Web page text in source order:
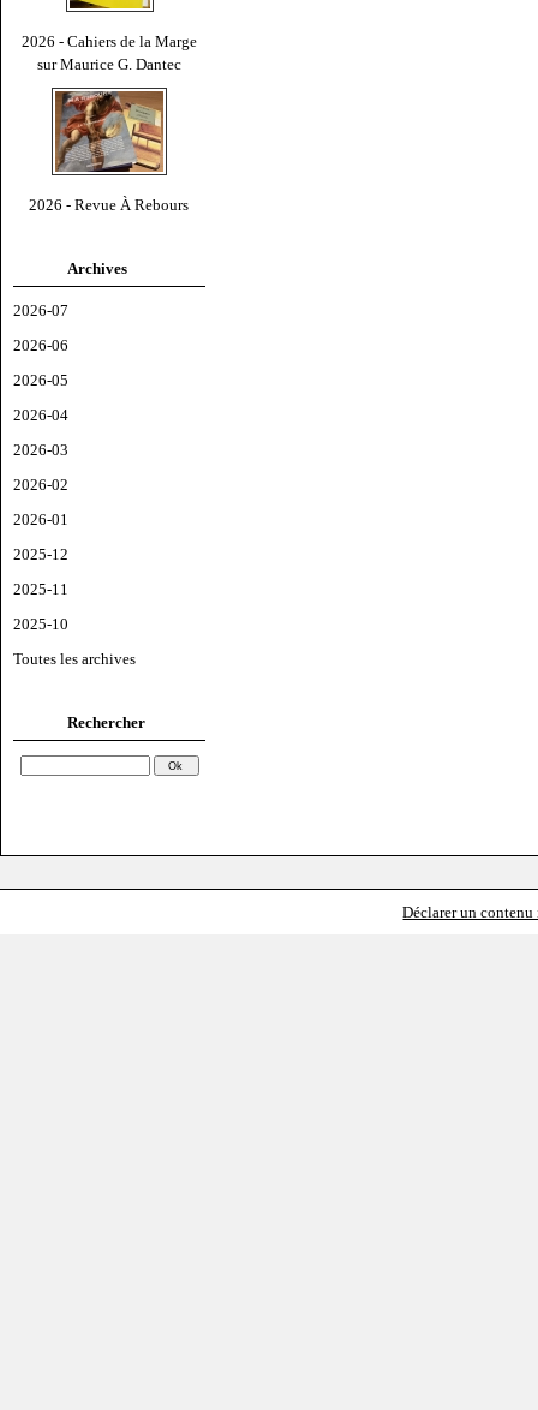
2026 - Cahiers de la Marge
sur Maurice G. Dantec
2026 - Revue À Rebours
Archives
2026-07
2026-06
2026-05
2026-04
2026-03
2026-02
2026-01
2025-12
2025-11
2025-10
Toutes les archives
Rechercher
Déclarer un